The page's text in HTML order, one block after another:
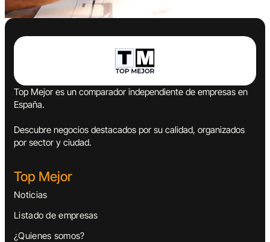
Top Mejor es un comparador independiente de empresas en
España.
Descubre negocios destacados por su calidad, organizados
por sector y ciudad.
Top Mejor
Noticias
Listado de empresas
¿Quienes somos?